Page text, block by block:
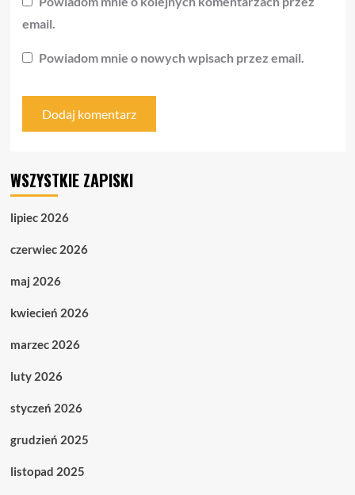
email.
Powiadom mnie o nowych wpisach przez email.
WSZYSTKIE ZAPISKI
lipiec 2026
czerwiec 2026
maj 2026
kwiecień 2026
marzec 2026
luty 2026
styczeń 2026
grudzień 2025
listopad 2025